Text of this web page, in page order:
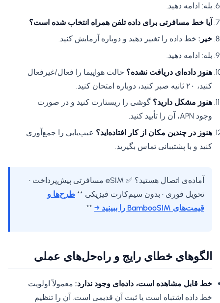
بله: ادامه دهید.
آیا خط مسافرتی برای داده تلفن همراه انتخاب شده است؟
خیر: خط داده را تغییر دهید و دوباره آزمایش کنید.
بله: ادامه دهید.
هنوز داده‌ای دریافت نشده؟ حالت هواپیما را فعال/غیرفعال
کنید، ۲۰ ثانیه صبر کنید، دوباره امتحان کنید.
هنوز مشکل دارید؟ گوشی را ریستارت کنید و در صورت
وجود APN، آن را تأیید کنید.
هنوز در چندین مکان از کار افتاده‌اید؟ عیب‌یابی را جمع‌آوری
کنید و با پشتیبانی تماس بگیرید.
آماده‌ی اتصال هستید؟ ✅ eSIM مسافرتی پیش‌پرداخت •
تحویل فوری • بدون سیم‌کارت فیزیکی ** طرح‌ها و
قیمت‌های BambooSIM را ببینید →
**
الگوهای خطای رایج و راه‌حل‌های عملی
خط قابل مشاهده است، داده‌ای وجود ندارد: معمولاً اولویت
خط داده اشتباه است یا ثبت آن قدیمی است. آن را تنظیم